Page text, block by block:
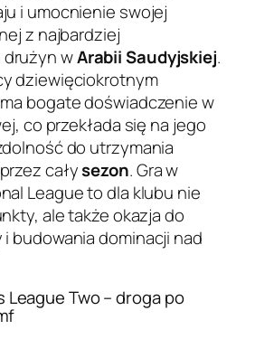
i umocnienie swojej
z najbardziej
wArabii Saudyjskiej.
dziewięciokrotnym
bogate doświadczenie w
co przekłada się na jego
do utrzymania
całysezon. Gra w
League to dla klubu nie
ale także okazja do
i budowania dominacji nad
League Two – droga po